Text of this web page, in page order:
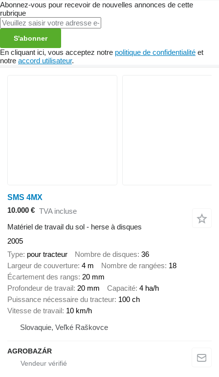
Abonnez-vous pour recevoir de nouvelles annonces de cette
rubrique
S'abonner
En cliquant ici, vous acceptez notre politique de confidentialité et
notre accord utilisateur.
SMS 4MX
10.000 € TVA incluse
Matériel de travail du sol - herse à disques
2005
Type pour tracteur Nombre de disques 36
Largeur de couverture 4 m Nombre de rangées 18
Écartement des rangs 20 mm
Profondeur de travail 20 mm Capacité 4 ha/h
Puissance nécessaire du tracteur 100 ch
Vitesse de travail 10 km/h
Slovaquie, Veľké Raškovce
AGROBAZÁR